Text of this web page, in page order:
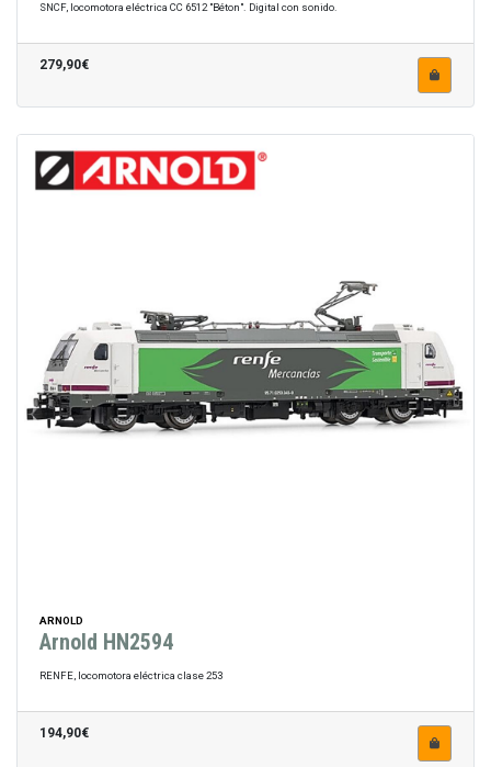
SNCF, locomotora eléctrica CC 6512 "Béton". Digital con sonido.
279,90€
ARNOLD
Arnold HN2594
RENFE, locomotora eléctrica clase 253
194,90€